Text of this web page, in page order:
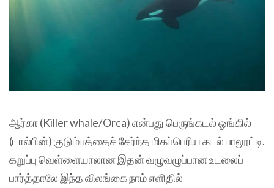
ஆர்கா (Killer whale/Orca) என்பது பெருங்கடல் ஓங்கில்
(டால்பின்) குடும்பத்தைச் சேர்ந்த மிகப்பெரிய கடல் பாலூட்டி.
கறுப்பு வெள்ளையாலான இதன் வழுவழுப்பான உடலைப்
பார்த்தாலே இந்த விலங்கை நாம் எளிதில்